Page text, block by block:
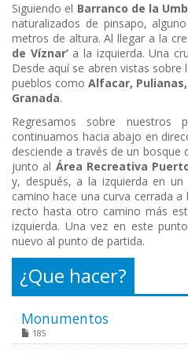
Siguiendo el Barranco de la
naturalizados de pinsapo,
metros de altura. Al llegar a la
de Víznar’ a la izquierda. Una
Desde aquí se abren vistas sobre
pueblos comoAlfacar,
Granada.
Regresamos sobre
continuamos hacia abajo en
desciende a través de un
junto al Área Recreativa
y, después, a la izquierda en
camino hace una curva cerrada
recto hasta otro camino más
izquierda. Una vez en este
nuevo al punto de partida.
¿Que hacer?
Monumentos
185